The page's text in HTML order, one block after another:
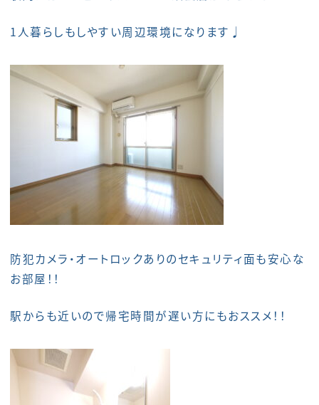
1人暮らしもしやすい周辺環境になります♩
防犯カメラ・オートロックありのセキュリティ面も安心な
お部屋！！
駅からも近いので帰宅時間が遅い方にもおススメ！！